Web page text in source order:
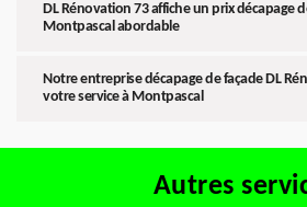
DL Rénovation 73 affiche un prix décapage
Montpascal abordable
Notre entreprise décapage de façade DL
votre service à Montpascal
Autres